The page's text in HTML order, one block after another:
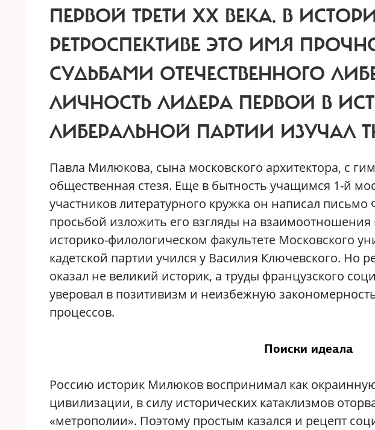
ПЕРВОЙ ТРЕТИ ХХ ВЕКА. В
РЕТРОСПЕКТИВЕ ЭТО ИМЯ
СУДЬБАМИ ОТЕЧЕСТВЕННОГО
ЛИЧНОСТЬ ЛИДЕРА ПЕРВОЙ В
ЛИБЕРАЛЬНОЙ ПАРТИИ ИЗУЧАЛ
Павла Милюкова, сына московского архитектора, с
общественная стезя. Еще в бытность учащимся 1-й
участников литературного кружка он написал письмо
просьбой изложить его взгляды на
историко-филологическом факультете Московского
кадетской партии учился у Василия Ключевского. Но
оказал не великий историк, а труды французского
уверовал в позитивизм и неизбежную
процессов.
Поиски идеала
Россию историк Милюков воспринимал как
цивилизации, в силу исторических катаклизмов
«метрополии». Поэтому простым казался и рецепт